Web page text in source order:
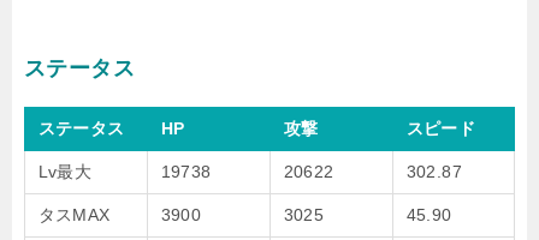
ステータス
ステータス HP 攻撃 スピード
Lv最大 19738 20622 302.87
タスMAX 3900 3025 45.90